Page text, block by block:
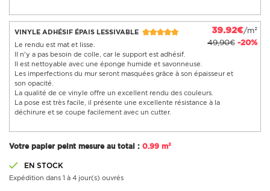
VINYLE ADHÉSIF ÉPAIS LESSIVABLE 39.92€/m²
49,90€ -20%
Le rendu est mat et lisse.
Il n'y a pas besoin de colle, car le support est adhésif.
Il est nettoyable avec une éponge humide et savonneuse.
Les imperfections du mur seront masquées grâce à son épaisseur et
son opacité.
La qualité de ce vinyle offre un excellent rendu des couleurs.
La pose est très facile, il présente une excellente résistance à la
déchirure et se coupe facilement avec un cutter.
Votre papier peint mesure au total : 0.99 m²
EN STOCK
Expédition dans 1 à 4 jour(s) ouvrés